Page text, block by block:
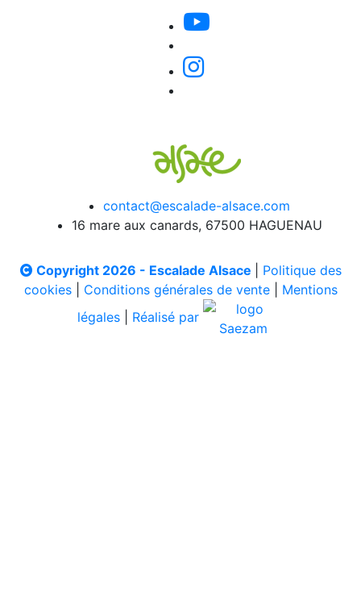
contact@escalade-alsace.com
16 mare aux canards, 67500 HAGUENAU
Copyright 2026 - Escalade Alsace
Politique des
cookies| Conditions générales de vente| Mentions
légales
Réalisé par